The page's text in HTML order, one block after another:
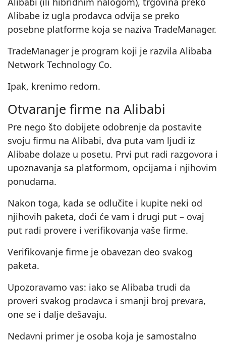
Alibabe iz ugla prodavca odvija se preko
posebne platforme koja se naziva TradeManager.
TradeManager je program koji je razvila Alibaba
Network Technology Co.
Ipak, krenimo redom.
Otvaranje firme na Alibabi
Pre nego što dobijete odobrenje da postavite
svoju firmu na Alibabi, dva puta vam ljudi iz
Alibabe dolaze u posetu. Prvi put radi razgovora i
upoznavanja sa platformom, opcijama i njihovim
ponudama.
Nakon toga, kada se odlučite i kupite neki od
njihovih paketa, doći će vam i drugi put – ovaj
put radi provere i verifikovanja vaše firme.
Verifikovanje firme je obavezan deo svakog
paketa.
Upozoravamo vas: iako se Alibaba trudi da
proveri svakog prodavca i smanji broj prevara,
one se i dalje dešavaju.
Nedavni primer je osoba koja je samostalno